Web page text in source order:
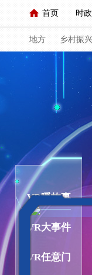
首页 时政
人民领袖习近平
直播
海外频道
地方 乡村振兴
总台春晚
人民领袖
体育
VIP会员
VR暖故事
VR大事件
VR任意门